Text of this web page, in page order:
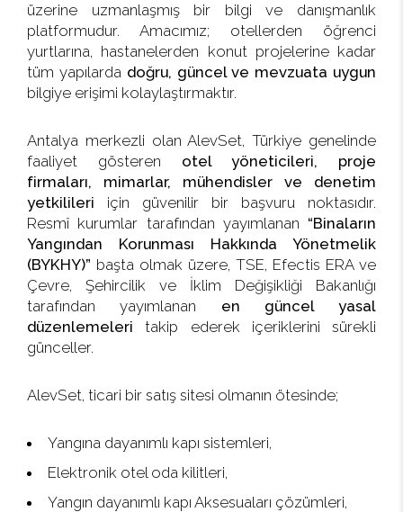
üzerine uzmanlaşmış bir bilgi ve danışmanlık
platformudur. Amacımız; otellerden öğrenci
yurtlarına, hastanelerden konut projelerine kadar
tüm yapılarda doğru, güncel ve mevzuata uygun
bilgiye erişimi kolaylaştırmaktır.
Antalya merkezli olan AlevSet, Türkiye genelinde
faaliyet gösteren otel yöneticileri, proje
firmaları, mimarlar, mühendisler ve denetim
yetkilileri için güvenilir bir başvuru noktasıdır.
Resmî kurumlar tarafından yayımlanan “Binaların
Yangından Korunması Hakkında Yönetmelik
(BYKHY)” başta olmak üzere, TSE, Efectis ERA ve
Çevre, Şehircilik ve İklim Değişikliği Bakanlığı
tarafından yayımlanan en güncel yasal
düzenlemeleri takip ederek içeriklerini sürekli
günceller.
AlevSet, ticari bir satış sitesi olmanın ötesinde;
Yangına dayanımlı kapı sistemleri,
Elektronik otel oda kilitleri,
Yangın dayanımlı kapı Aksesuaları çözümleri,